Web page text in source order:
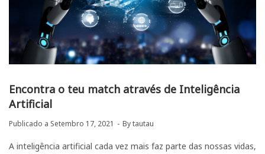
Encontra o teu match através de Inteligência
Artificial
Publicado a Setembro 17, 2021 Bytautau
A inteligência artificial cada vez mais faz parte das nossas vidas,